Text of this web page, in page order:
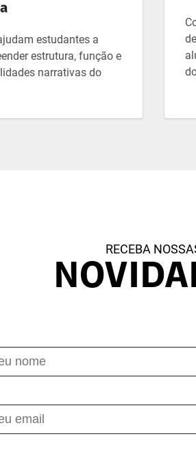
estudantes a
estrutura, função e
narrativas do
RECEBA